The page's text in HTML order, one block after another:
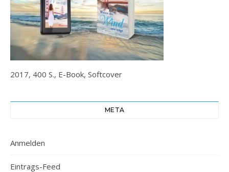
2017, 400 S., E-Book, Softcover
META
Anmelden
Eintrags-Feed